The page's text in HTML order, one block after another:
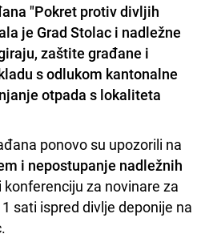
"Pokret protiv divljih
je Grad Stolac i nadležne
zaštite građane i
s odlukom kantonalne
otpada s lokaliteta
ponovo su upozorili na
i nepostupanje nadležnih
konferenciju za novinare za
sati ispred divlje deponije na